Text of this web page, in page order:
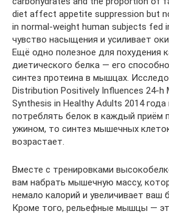
diet affect appetite suppression but
in normal-weight human subjects fed
чувство насыщения и усиливает
Ещё одно полезное для похудения
диетического белка — его
синтез протеина в мышцах.
Distribution Positively Influences 24-h
Synthesis in Healthy Adults 2014 года
потреблять белок в каждый приём
ужином, то синтез мышечных
возрастает.
Вместе с тренировками
вам набрать мышечную массу,
немало калорий и увеличивает ваш
Кроме того, рельефные мышцы —